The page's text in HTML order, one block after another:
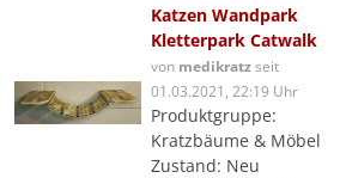
Katzen Wandpark
Kletterpark Catwalk
von medikratzseit
01.03.2021, 22:19 Uhr
Produktgruppe:
Kratzbäume & Möbel
Zustand: Neu